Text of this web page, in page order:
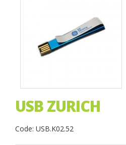
USB ZURICH
Code: USB.K02.52